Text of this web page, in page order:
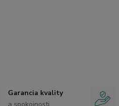
Garancia kvality
a spokojnosti